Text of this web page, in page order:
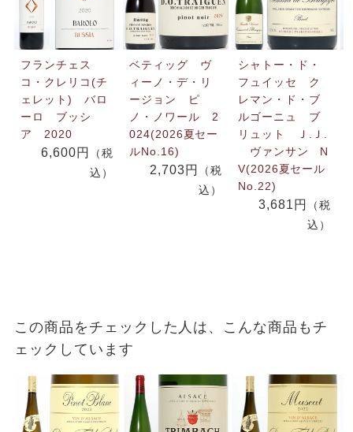
フランチェス
コ・クレリコ(チ
ェレット) バロ
ーロ ブッシ
ア 2020
6,600円
（税
込）
ベティッグ ヴ
ィーノ・デ・リ
ージョン ピ
ノ・ノワール 2
024(2026夏セー
ルNo.16)
2,703円
（税
込）
シャトー・ド・
フュイッセ ク
レマン・ド・ブ
ルゴーニュ ブ
リュット Ｊ.Ｊ.
ヴァンサン N
V(2026夏セール
No.22)
3,681円
（税
込）
この商品をチェックした人は、こんな商品もチ
ェックしています